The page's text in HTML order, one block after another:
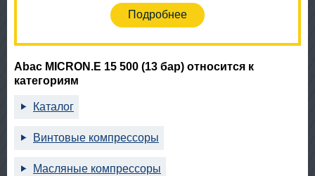
Подробнее
Abac MICRON.E 15 500 (13 бар) относится к
категориям
Каталог
Винтовые компрессоры
Масляные компрессоры